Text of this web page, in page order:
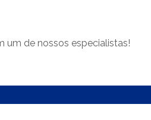
um de nossos especialistas!